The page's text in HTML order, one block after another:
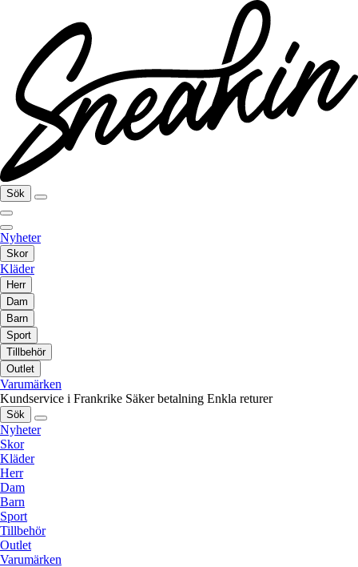
Sök
Nyheter
Skor
Kläder
Herr
Dam
Barn
Sport
Tillbehör
Outlet
Varumärken
Kundservice i Frankrike Säker betalning Enkla returer
Sök
Nyheter
Skor
Kläder
Herr
Dam
Barn
Sport
Tillbehör
Outlet
Varumärken